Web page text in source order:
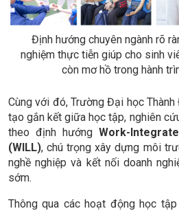
Định hướng chuyên ngành rõ
nghiệm thực tiễn giúp cho sinh
còn mơ hồ trong hành
Cùng với đó, Trường Đại học
tạo gắn kết giữa học tập, nghiên
theo định hướng Work-
(WILL), chú trọng xây dựng môi
nghề nghiệp và kết nối doanh
sớm.
Thông qua các hoạt động học